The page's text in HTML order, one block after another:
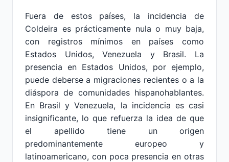
Fuera de estos países, la incidencia de
Coldeira es prácticamente nula o muy baja,
con registros mínimos en países como
Estados Unidos, Venezuela y Brasil. La
presencia en Estados Unidos, por ejemplo,
puede deberse a migraciones recientes o a la
diáspora de comunidades hispanohablantes.
En Brasil y Venezuela, la incidencia es casi
insignificante, lo que refuerza la idea de que
el apellido tiene un origen
predominantemente europeo y
latinoamericano, con poca presencia en otras